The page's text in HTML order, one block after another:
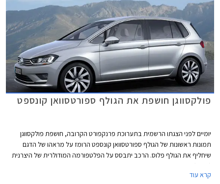
פולקסווגן חושפת את הגולף ספורטסוואן קונספט
יומיים לפני הצגתו הרשמית בתערוכת פרנקפורט הקרובה, חושפת פולקסווגן
תמונות ראשונות של הגולף ספורטסוואן קונספט הרומז על מראהו של הדגם
שיחליף את הגולף פלוס. הרכב יתבסס על הפלטפורמה המודולרית של היצרנית
(MQB).
קרא עוד